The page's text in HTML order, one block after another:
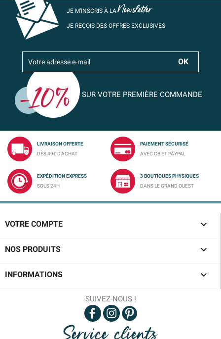
JE M’INSCRIS À LANewsletter
JE REÇOIS DES OFFRES EXCLUSIVES
SUR VOTRE PREMIÈRE COMMANDE
LIVRAISON OFFERTE
DÈS 49€ D'ACHAT
PAIEMENT SÉCURISÉ
AVEC CB ET PAYPAL
EXPÉDITION EXPRESS
SOUS 24H
3 BOUTIQUES PHYSIQUES
DANS LE GRAND OUEST
VOTRE COMPTE 
NOS PRODUITS 
INFORMATIONS 
SUIVEZ-NOUS !